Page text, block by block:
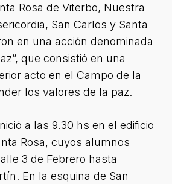
Rosa de Viterbo, Nuestra
San Carlos y Santa
en una acción denominada
que consistió en una
acto en el Campo de la
los valores de la paz.
a las 9.30 hs en el edificio
Rosa, cuyos alumnos
3 de Febrero hasta
En la esquina de San